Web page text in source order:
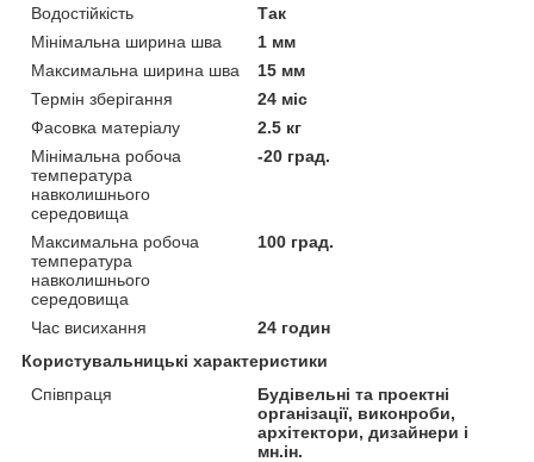
Водостійкість
Так
Мінімальна ширина шва
1 мм
Максимальна ширина шва
15 мм
Термін зберігання
24 міс
Фасовка матеріалу
2.5 кг
Мінімальна робоча
температура
навколишнього
середовища
-20 град.
Максимальна робоча
температура
навколишнього
середовища
100 град.
Час висихання
24 годин
Користувальницькі характеристики
Співпраця
Будівельні та проектні
організації, виконроби,
архітектори, дизайнери і
мн.ін.